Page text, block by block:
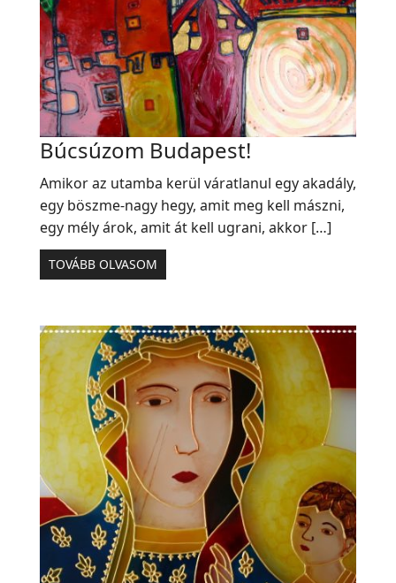
Búcsúzom Budapest!
Amikor az utamba kerül váratlanul egy akadály,
egy böszme-nagy hegy, amit meg kell mászni,
egy mély árok, amit át kell ugrani, akkor […]
TOVÁBB OLVASOM